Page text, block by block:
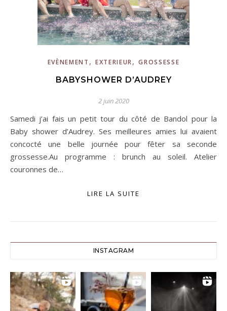
EVÈNEMENT , EXTERIEUR,GROSSESSE
BABYSHOWER D’AUDREY
2 juin 2020
Samedi j’ai fais un petit tour du côté de Bandol pour la
Baby shower d’Audrey. Ses meilleures amies lui avaient
concocté une belle journée pour fêter sa seconde
grossesse.Au programme : brunch au soleil. Atelier
couronnes de…
LIRE LA SUITE
INSTAGRAM